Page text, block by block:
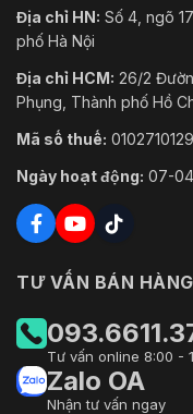
Địa chỉ HN: Số 4, ngõ
phố Hà Nội
Địa chỉ HCM: 26/2
Phụng, Thành phố Hồ
Mã số thuế: 0102710129
Ngày hoạt động: 07-
TƯ VẤN BÁN HÀNG
Tư vấn online 8:00 -
Zalo OA
Nhận tư vấn ngay